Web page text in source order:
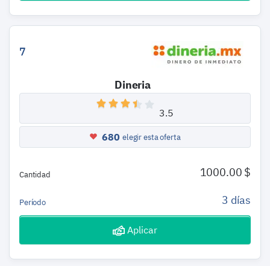
7
Dineria
3.5
680 elegir esta oferta
Cantidad 1000.00 $
Período 3 días
Aplicar